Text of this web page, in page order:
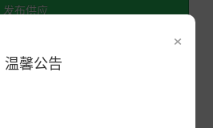
×
温馨公告
发布供应